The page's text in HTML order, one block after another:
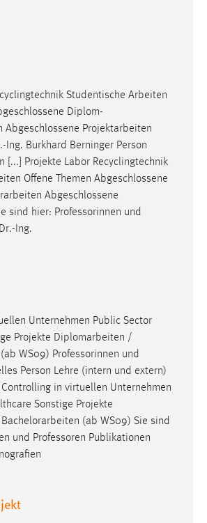
Studentische Arbeiten
Diplom-
Abgeschlossene Projektarbeiten
Ing. Burkhard Berninger Person
[...] Projekte Labor Recyclingtechnik
Offene Themen Abgeschlossene
Abgeschlossene
sind hier: Professorinnen und
Ing.
Unternehmen Public Sector
Projekte Diplomarbeiten /
(ab WS09) Professorinnen und
Person Lehre (intern und extern)
in virtuellen Unternehmen
Sonstige Projekte
Bachelorarbeiten (ab WS09) Sie sind
und Professoren Publikationen